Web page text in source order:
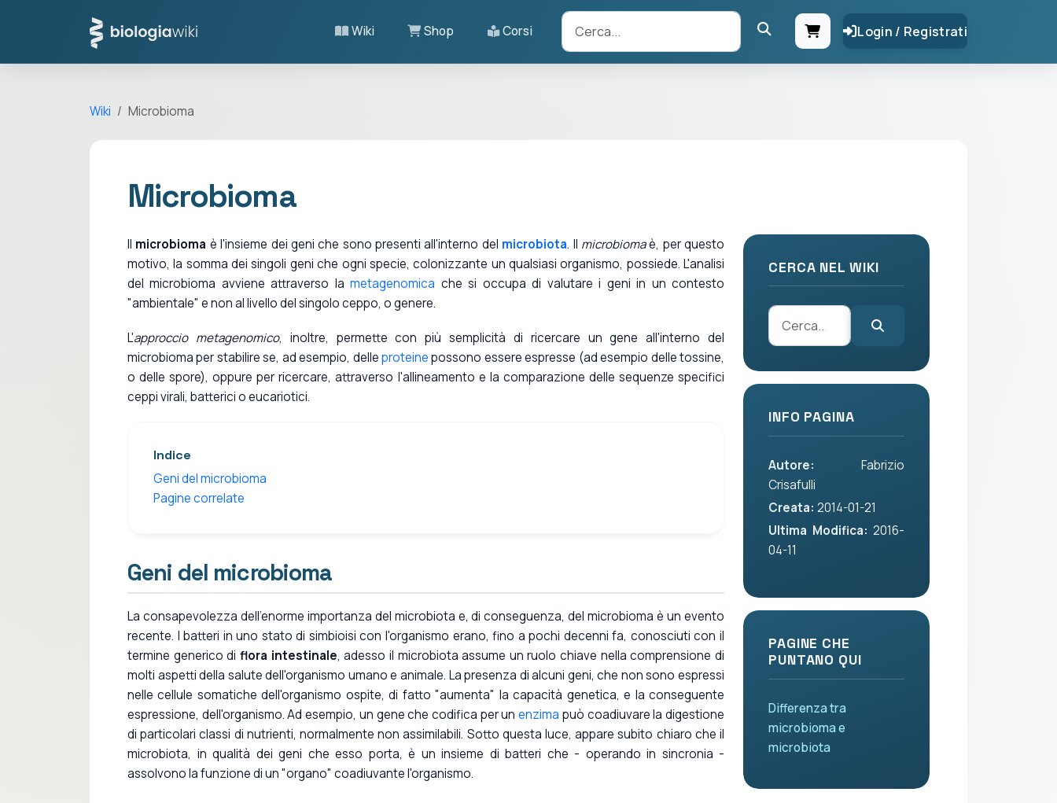
Wiki Shop Corsi Login / Registrati
Wiki Microbioma
Microbioma
Il microbioma è l'insieme dei geni che sono presenti all'interno del microbiota. Il microbiomaè, per questo
motivo, la somma dei singoli geni che ogni specie, colonizzante un qualsiasi organismo, possiede. L'analisi
del microbioma avviene attraverso lametagenomica che si occupa di valutare i geni in un contesto
"ambientale" e non al livello del singolo ceppo, o genere.
L'approccio metagenomico, inoltre, permette con più semplicità di ricercare un gene all'interno del
microbioma per stabilire se, ad esempio, delleproteinepossono essere espresse (ad esempio delle tossine,
o delle spore), oppure per ricercare, attraverso l'allineamento e la comparazione delle sequenze specifici
ceppi virali, batterici o eucariotici.
Indice
Geni del microbioma
Pagine correlate
Geni del microbioma
La consapevolezza dell'enorme importanza del microbiota e, di conseguenza, del microbioma è un evento
recente. I batteri in uno stato di simbioisi con l'organismo erano, fino a pochi decenni fa, conosciuti con il
termine generico di flora intestinale, adesso il microbiota assume un ruolo chiave nella comprensione di
molti aspetti della salute dell'organismo umano e animale. La presenza di alcuni geni, che non sono espressi
nelle cellule somatiche dell'organismo ospite, di fatto "aumenta" la capacità genetica, e la conseguente
espressione, dell'organismo. Ad esempio, un gene che codifica per unenzima può coadiuvare la digestione
di particolari classi di nutrienti, normalmente non assimilabili. Sotto questa luce, appare subito chiaro che il
microbiota, in qualità dei geni che esso porta, è un insieme di batteri che - operando in sincronia -
assolvono la funzione di un "organo" coadiuvante l'organismo.
CERCA NEL WIKI
INFO PAGINA
Autore: Fabrizio
Crisafulli
Creata: 2014-01-21
Ultima Modifica: 2016-
04-11
PAGINE CHE
PUNTANO QUI
Differenza tra
microbioma e
microbiota